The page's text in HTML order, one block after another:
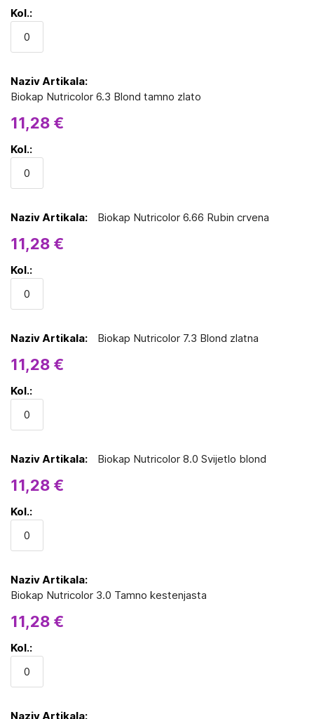
Biokap Nutricolor 6.3 Blond tamno zlato
11,28 €
Biokap Nutricolor 6.66 Rubin crvena
11,28 €
Biokap Nutricolor 7.3 Blond zlatna
11,28 €
Biokap Nutricolor 8.0 Svijetlo blond
11,28 €
Biokap Nutricolor 3.0 Tamno kestenjasta
11,28 €